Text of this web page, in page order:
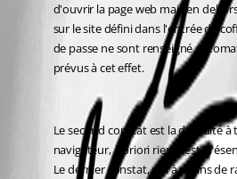
d'ouvrir la page web mais en
sur le site défini dans l'entrée de
de passe ne sont renseigné
prévus à cet effet.
Le second constat est la difficulté
navigateur, à priori rien n'est
Le dernier constat, qui à moins de